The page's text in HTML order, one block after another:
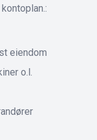
eiendom
o.l.